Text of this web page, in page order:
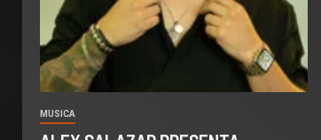
MUSICA